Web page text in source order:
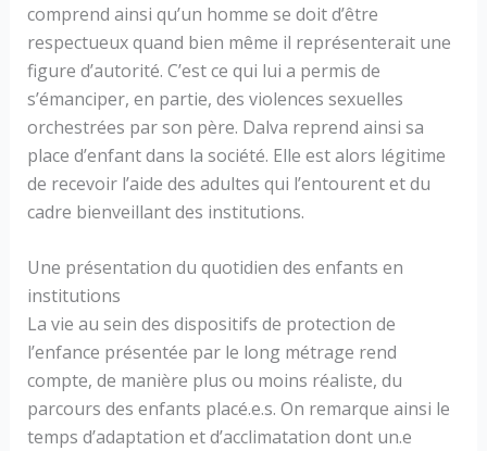
comprend ainsi qu’un homme se doit d’être
respectueux quand bien même il représenterait une
figure d’autorité. C’est ce qui lui a permis de
s’émanciper, en partie, des violences sexuelles
orchestrées par son père. Dalva reprend ainsi sa
place d’enfant dans la société. Elle est alors légitime
de recevoir l’aide des adultes qui l’entourent et du
cadre bienveillant des institutions.
Une présentation du quotidien des enfants en
institutions
La vie au sein des dispositifs de protection de
l’enfance présentée par le long métrage rend
compte, de manière plus ou moins réaliste, du
parcours des enfants placé.e.s. On remarque ainsi le
temps d’adaptation et d’acclimatation dont un.e